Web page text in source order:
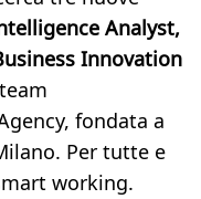
Analyst,
Innovation
fondata a
Per tutte e
working.